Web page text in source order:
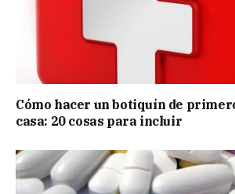
Cómo hacer un botiquín de
casa: 20 cosas para incluir